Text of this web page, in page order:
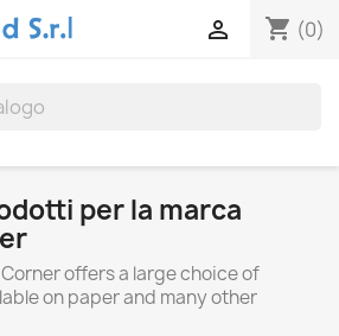
shopping_cart (0)

per la marca
offers a large choice of
on paper and many other